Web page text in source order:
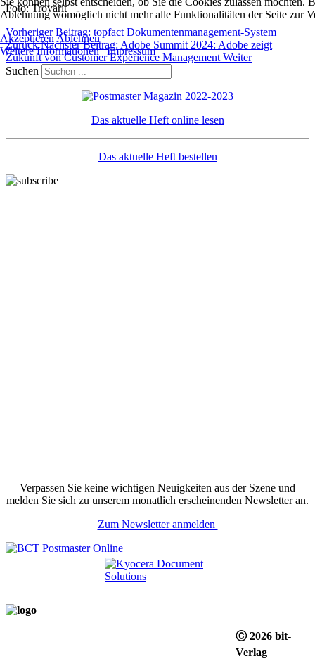
Foto: Trovarit
Vorheriger Beitrag: topfact Dokumentenmanagement-System
Zurück Nächster Beitrag: Adobe Summit 2024: Adobe zeigt
Zukunft von Customer Experience Management Weiter
Suchen
Das aktuelle Heft online lesen
Das aktuelle Heft bestellen
Verpassen Sie keine wichtigen Neuigkeiten aus der Szene und
melden Sie sich zu unserem monatlich erscheinenden Newsletter an.
Zum Newsletter anmelden
Ⓒ 2026 bit-
Verlag
Ablehnung womöglich nicht mehr alle Funktionalitäten der Seite zur
AkzeptierenAblehnen
Weitere Informationen|Impressum